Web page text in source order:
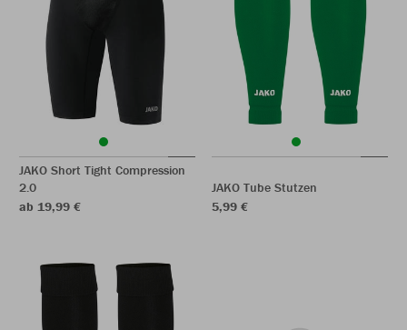
JAKO Short Tight Compression
2.0
ab 19,99 €
JAKO Tube Stutzen
5,99 €